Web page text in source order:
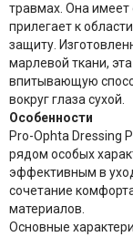
травмах. Она
прилегает к
защиту.
марлевой ткани,
впитывающую
вокруг глаза сухой.
Особенности
Prо-Ophta Dressing
рядом особых
эффективным в
сочетание
материалов.
Основные